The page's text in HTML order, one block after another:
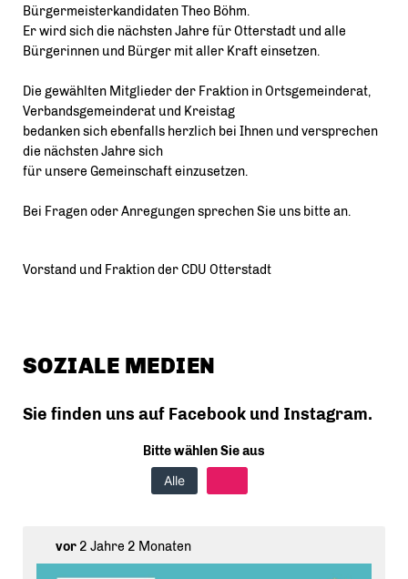
Bürgermeisterkandidaten Theo Böhm.
Er wird sich die nächsten Jahre für Otterstadt und alle
Bürgerinnen und Bürger mit aller Kraft einsetzen.
Die gewählten Mitglieder der Fraktion in Ortsgemeinderat,
Verbandsgemeinderat und Kreistag
bedanken sich ebenfalls herzlich bei Ihnen und versprechen
die nächsten Jahre sich
für unsere Gemeinschaft einzusetzen.
Bei Fragen oder Anregungen sprechen Sie uns bitte an.
Vorstand und Fraktion der CDU Otterstadt
SOZIALE MEDIEN
Sie finden uns auf Facebook und Instagram.
Bitte wählen Sie aus
Alle
vor2 Jahre 2 Monaten